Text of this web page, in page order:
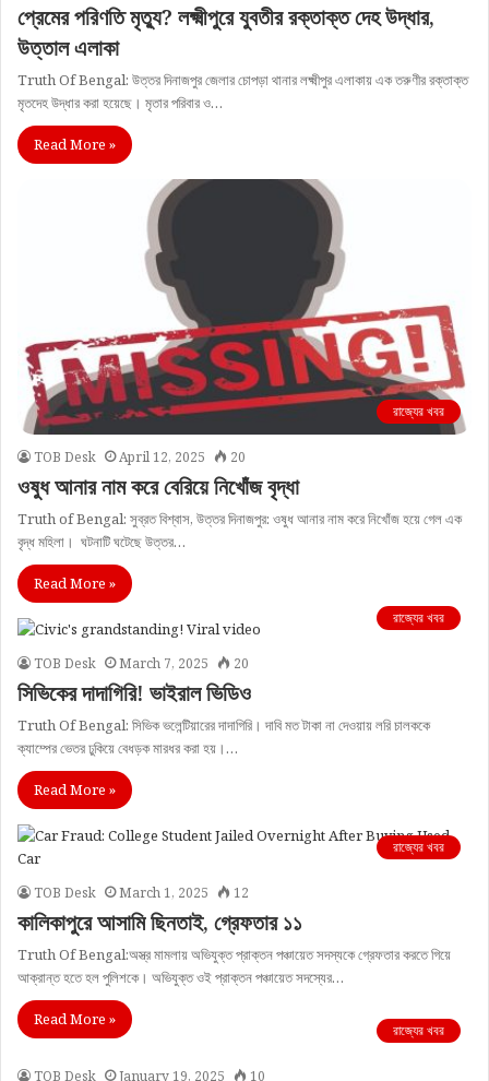
প্রেমের পরিণতি মৃত্যু? লক্ষ্মীপুরে যুবতীর রক্তাক্ত দেহ উদ্ধার,
উত্তাল এলাকা
Truth Of Bengal: উত্তর দিনাজপুর জেলার চোপড়া থানার লক্ষ্মীপুর এলাকায় এক তরুণীর রক্তাক্ত
মৃতদেহ উদ্ধার করা হয়েছে। মৃতার পরিবার ও…
Read More »
রাজ্যের খবর
TOB Desk April 12, 2025 20
ওষুধ আনার নাম করে বেরিয়ে নিখোঁজ বৃদ্ধা
Truth of Bengal: সুব্রত বিশ্বাস, উত্তর দিনাজপুর: ওষুধ আনার নাম করে নিখোঁজ হয়ে গেল এক
বৃদ্ধ মহিলা। ঘটনাটি ঘটেছে উত্তর…
Read More »
রাজ্যের খবর
TOB Desk March 7, 2025 20
সিভিকের দাদাগিরি! ভাইরাল ভিডিও
Truth Of Bengal: সিভিক ভলেন্টিয়ারের দাদাগিরি। দাবি মত টাকা না দেওয়ায় লরি চালককে
ক্যাম্পের ভেতর ঢুকিয়ে বেধড়ক মারধর করা হয়।…
Read More »
রাজ্যের খবর
TOB Desk March 1, 2025 12
কালিকাপুরে আসামি ছিনতাই, গ্রেফতার ১১
Truth Of Bengal:অস্ত্র মামলায় অভিযুক্ত প্রাক্তন পঞ্চায়েত সদস্যকে গ্রেফতার করতে গিয়ে
আক্রান্ত হতে হল পুলিশকে। অভিযুক্ত ওই প্রাক্তন পঞ্চায়েত সদস্যের…
Read More »
রাজ্যের খবর
TOB Desk January 19, 2025 10